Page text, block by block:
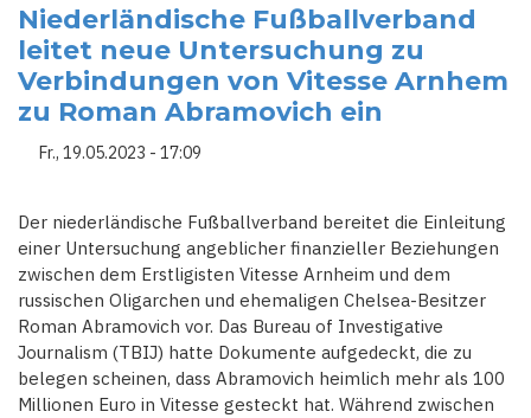
FC
BAYERN
-
DAS
WUNDERKIND
NAGELSMANNS
SOLL
DEUTSCHE
NATIONALMANNSCHAFT
ZUR
FÜHREN
Niederländische Fußballverband
leitet neue Untersuchung zu
Verbindungen von Vitesse Arnhem
zu Roman Abramovich ein
Fr., 19.05.2023 - 17:09
Der niederländische Fußballverband bereitet die Einleitung
einer Untersuchung angeblicher finanzieller Beziehungen
zwischen dem Erstligisten Vitesse Arnheim und dem
russischen Oligarchen und ehemaligen Chelsea-Besitzer
Roman Abramovich vor. Das Bureau of Investigative
Journalism (TBIJ) hatte Dokumente aufgedeckt, die zu
belegen scheinen, dass Abramovich heimlich mehr als 100
Millionen Euro in Vitesse gesteckt hat. Während zwischen